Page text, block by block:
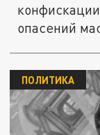
опасений
ПОЛИТИКА